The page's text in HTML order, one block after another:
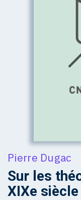
Pierre Dugac
Sur les
XIXe siècle